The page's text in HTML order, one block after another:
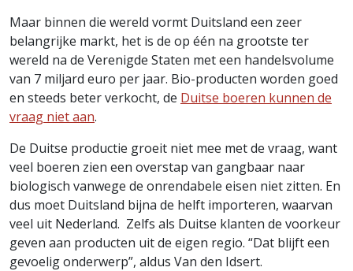
Maar binnen die wereld vormt Duitsland een zeer
belangrijke markt, het is de op één na grootste ter
wereld na de Verenigde Staten met een handelsvolume
van 7 miljard euro per jaar. Bio-producten worden goed
en steeds beter verkocht, de Duitse boeren kunnen de
vraag niet aan.
De Duitse productie groeit niet mee met de vraag, want
veel boeren zien een overstap van gangbaar naar
biologisch vanwege de onrendabele eisen niet zitten. En
dus moet Duitsland bijna de helft importeren, waarvan
veel uit Nederland. Zelfs als Duitse klanten de voorkeur
geven aan producten uit de eigen regio. “Dat blijft een
gevoelig onderwerp”, aldus Van den Idsert.